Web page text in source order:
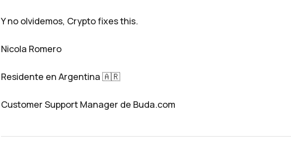
Y no olvidemos, Crypto fixes this.
Nicola Romero
Residente en Argentina 🇦🇷
Customer Support Manager de Buda.com